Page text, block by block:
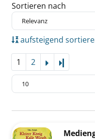
Sortieren nach
aufsteigend
1 2
Zu den Suchfiltern